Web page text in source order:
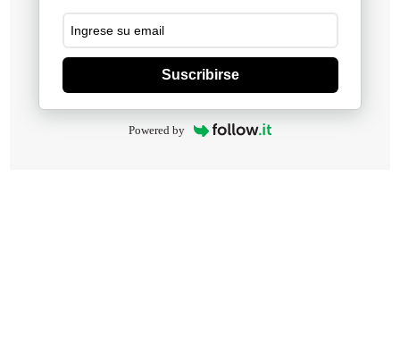
Suscribirse
Powered by